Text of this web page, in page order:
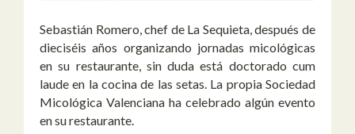
Sebastián Romero, chef de La Sequieta, después de
dieciséis años organizando jornadas micológicas
en su restaurante, sin duda está doctorado cum
laude en la cocina de las setas. La propia Sociedad
Micológica Valenciana ha celebrado algún evento
en su restaurante.